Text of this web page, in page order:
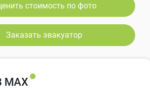
стоимость по фото
Заказать эвакуатор
MAX